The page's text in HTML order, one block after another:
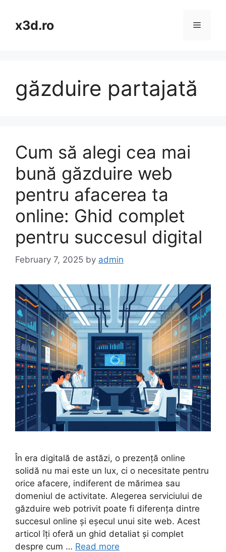
contentx3d.ro Menu
găzduire partajată
Cum să alegi cea mai
bună găzduire web
pentru afacerea ta
online: Ghid complet
pentru succesul digital
February 7, 2025 by admin
În era digitală de astăzi, o prezență online
solidă nu mai este un lux, ci o necesitate pentru
orice afacere, indiferent de mărimea sau
domeniul de activitate. Alegerea serviciului de
găzduire web potrivit poate fi diferența dintre
succesul online și eșecul unui site web. Acest
articol îți oferă un ghid detaliat și complet
despre cum … Read more